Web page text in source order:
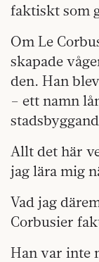
faktiskt som
Om Le
skapade
den. Han
– ett namn
Allt det här
jag lära mig
Vad jag
Corbusier
Han var inte